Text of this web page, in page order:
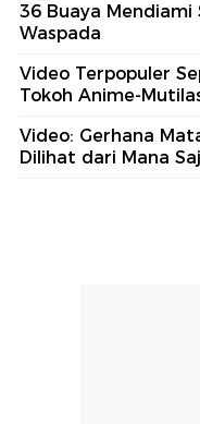
36 Buaya Mendiami
Waspada
Video Terpopuler
Tokoh Anime-
Video: Gerhana
Dilihat dari Mana